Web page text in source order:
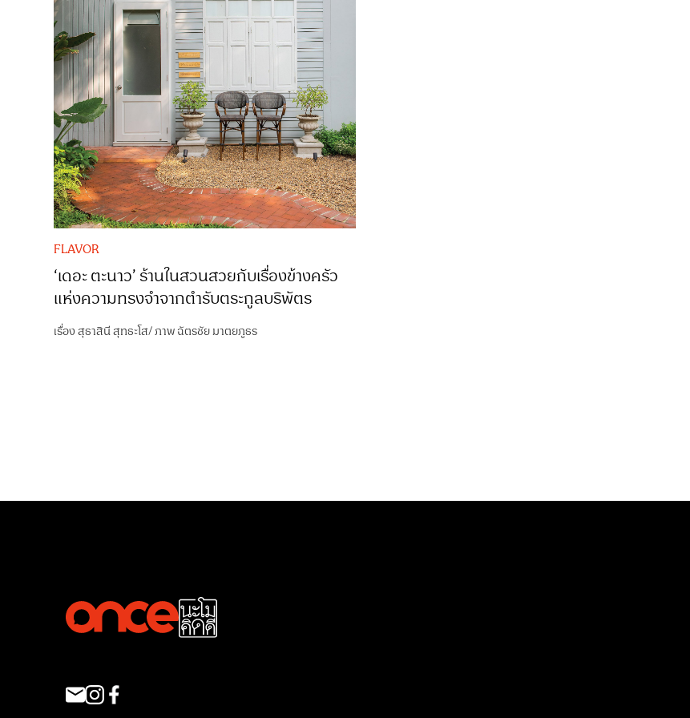
FLAVOR
‘เดอะ ตะนาว’ ร้านในสวนสวยกับเรื่องข้างครัว
แห่งความทรงจำจากตำรับตระกูลบริพัตร
เรื่องสุธาสินี สุทธะโส/ภาพฉัตรชัย มาตยภูธร